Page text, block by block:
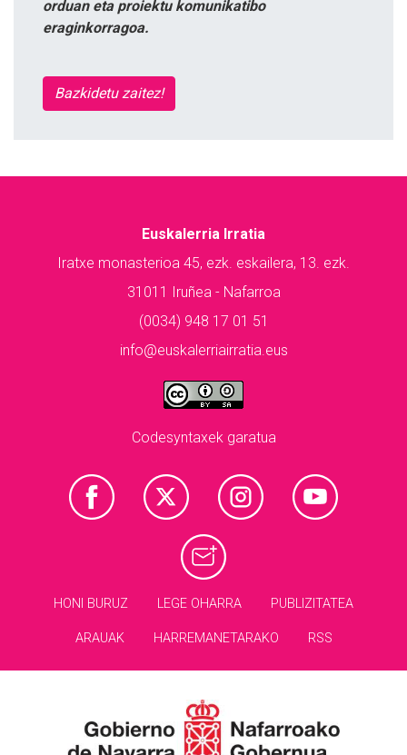
orduan eta proiektu komunikatibo
eraginkorragoa.
Bazkidetu zaitez!
Euskalerria Irratia
Iratxe monasterioa 45, ezk. eskailera, 13. ezk.
31011 Iruñea - Nafarroa
(0034) 948 17 01 51
info@euskalerriairratia.eus
Codesyntaxek garatua
HONI BURUZ LEGE OHARRA PUBLIZITATEA
ARAUAK HARREMANETARAKO RSS